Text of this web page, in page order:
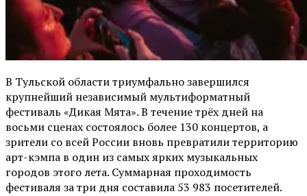
В Тульской области триумфально завершился
крупнейший независимый мультиформатный
фестиваль «Дикая Мята». В течение трёх дней на
восьми сценах состоялось более 130 концертов, а
зрители со всей России вновь превратили территорию
арт-кэмпа в один из самых ярких музыкальных
городов этого лета. Суммарная проходимость
фестиваля за три дня составила 53 983 посетителей.